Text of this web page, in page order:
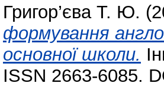
Григор’єва Т. Ю.
формування
основної школи.
ISSN 2663-6085.